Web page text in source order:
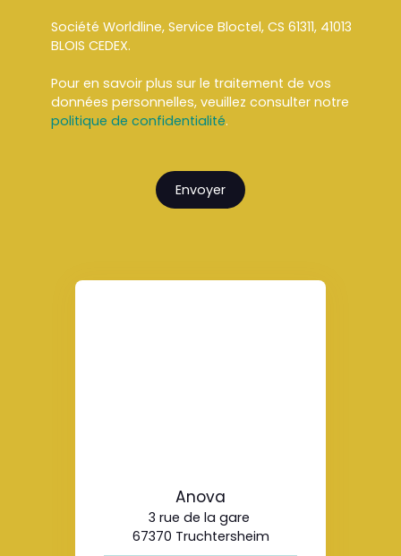
Société Worldline, Service Bloctel, CS 61311, 41013
BLOIS CEDEX.
Pour en savoir plus sur le traitement de vos
données personnelles, veuillez consulter notre
politique de confidentialité.
Envoyer
Anova
3 rue de la gare
67370 Truchtersheim